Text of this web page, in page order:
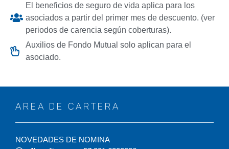
El beneficios de seguro de vida aplica para los
asociados a partir del primer mes de descuento. (ver
periodos de carencia según coberturas).
Auxilios de Fondo Mutual solo aplican para el
asociado.
AREA DE CARTERA
NOVEDADES DE NOMINA